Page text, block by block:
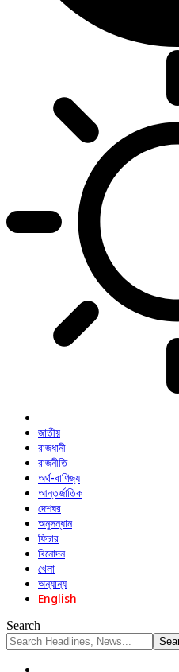
জাতীয়
রাজধানী
রাজনীতি
অর্থ-বাণিজ্য
আন্তর্জাতিক
দেশঘর
অনুসন্ধান
ফিচার
বিনোদন
খেলা
অন্যান্য
English
Search